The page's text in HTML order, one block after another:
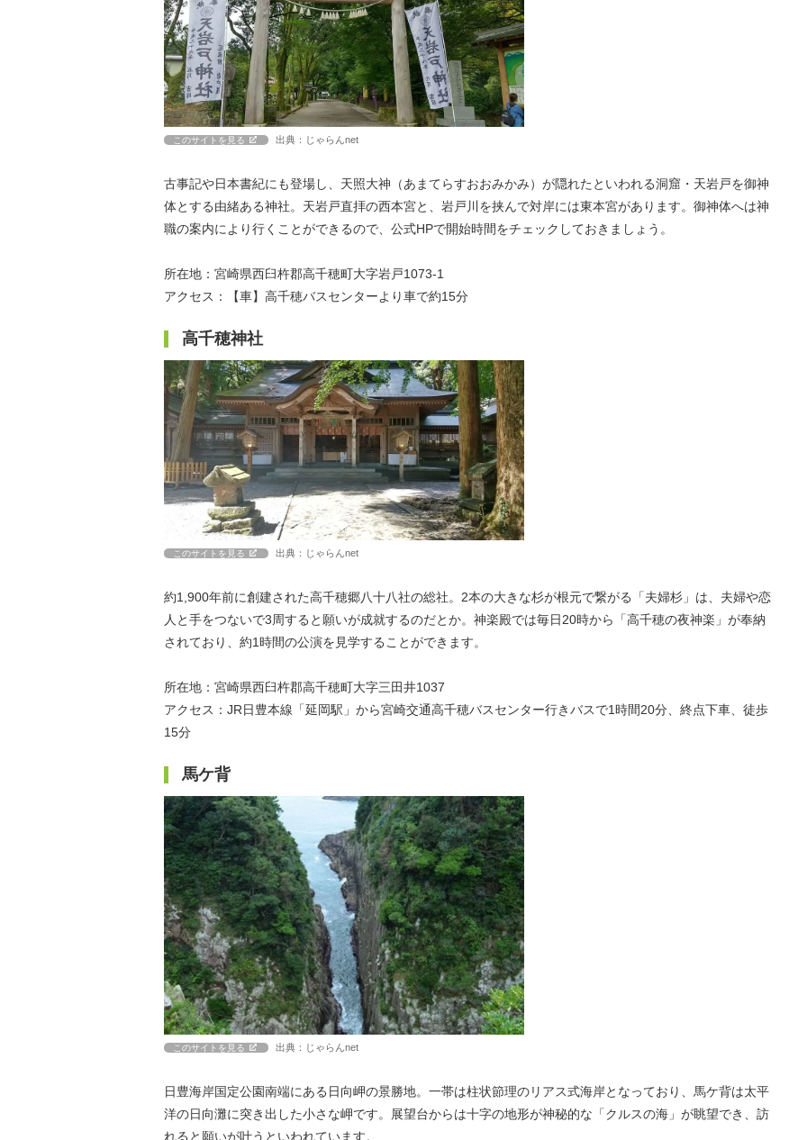
このサイトを見る 出典：じゃらんnet
古事記や日本書紀にも登場し、天照大神（あまてらすおおみかみ）が隠れたといわれる洞窟・天岩戸を御神
体とする由緒ある神社。天岩戸直拝の西本宮と、岩戸川を挟んで対岸には東本宮があります。御神体へは神
職の案内により行くことができるので、公式HPで開始時間をチェックしておきましょう。
所在地：宮崎県西臼杵郡高千穂町大字岩戸1073-1
アクセス：【車】高千穂バスセンターより車で約15分
高千穂神社
このサイトを見る 出典：じゃらんnet
約1,900年前に創建された高千穂郷八十八社の総社。2本の大きな杉が根元で繋がる「夫婦杉」は、夫婦や恋
人と手をつないで3周すると願いが成就するのだとか。神楽殿では毎日20時から「高千穂の夜神楽」が奉納
されており、約1時間の公演を見学することができます。
所在地：宮崎県西臼杵郡高千穂町大字三田井1037
アクセス：JR日豊本線「延岡駅」から宮崎交通高千穂バスセンター行きバスで1時間20分、終点下車、徒歩
15分
馬ケ背
このサイトを見る 出典：じゃらんnet
日豊海岸国定公園南端にある日向岬の景勝地。一帯は柱状節理のリアス式海岸となっており、馬ケ背は太平
洋の日向灘に突き出した小さな岬です。展望台からは十字の地形が神秘的な「クルスの海」が眺望でき、訪
れると願いが叶うといわれています。